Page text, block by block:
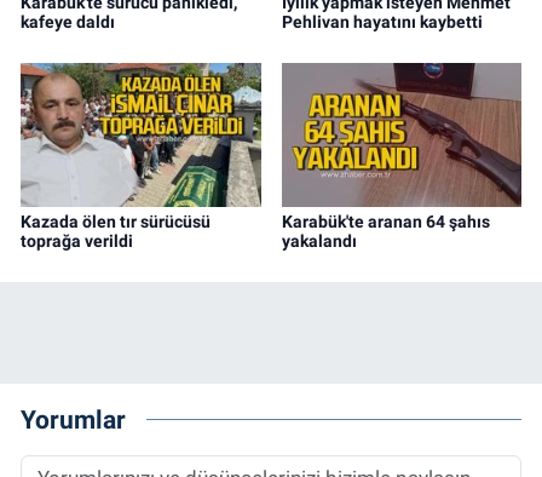
kafeye daldı
Pehlivan hayatını kaybetti
Kazada ölen tır sürücüsü
toprağa verildi
Karabük'te aranan 64 şahıs
yakalandı
Yorumlar